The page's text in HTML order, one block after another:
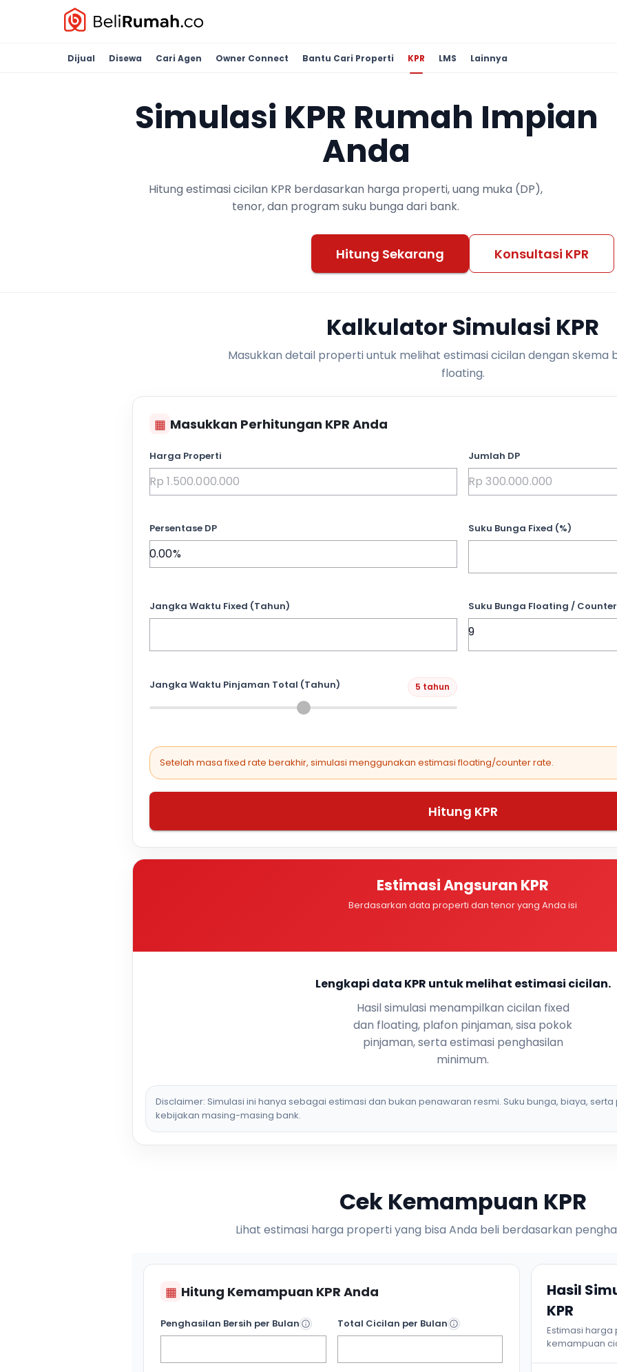
Dijual Disewa Cari Agen Owner Connect Bantu Cari Properti KPR LMS Lainnya
Simulasi KPR Rumah Impian
Anda
Hitung estimasi cicilan KPR berdasarkan harga properti, uang muka (DP),
tenor, dan program suku bunga dari bank.
Hitung Sekarang Konsultasi KPR
Kalkulator Simulasi KPR
Masukkan detail properti untuk melihat estimasi cicilan dengan skema
floating.
▦ Masukkan Perhitungan KPR Anda
Harga Properti Jumlah DP
Persentase DP Suku Bunga Fixed (%)
Jangka Waktu Fixed (Tahun) Suku Bunga Floating /
Jangka Waktu Pinjaman Total (Tahun) 5 tahun
Setelah masa fixed rate berakhir, simulasi menggunakan estimasi floating/counter rate.
Hitung KPR
Estimasi Angsuran KPR
Berdasarkan data properti dan tenor yang Anda isi
Lengkapi data KPR untuk melihat estimasi cicilan.
Hasil simulasi menampilkan cicilan fixed
dan floating, plafon pinjaman, sisa pokok
pinjaman, serta estimasi penghasilan
minimum.
Disclaimer: Simulasi ini hanya sebagai estimasi dan bukan penawaran resmi. Suku bunga, biaya,
kebijakan masing-masing bank.
Cek Kemampuan KPR
Lihat estimasi harga properti yang bisa Anda beli berdasarkan
▦ Hitung Kemampuan KPR Anda
Penghasilan Bersih per Bulan Total Cicilan per Bulan
Hasil
KPR
Estimasi
kemampuan